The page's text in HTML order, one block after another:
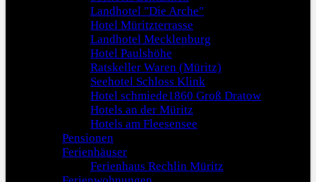
Landhotel "Die Arche"
Hotel Müritzterrasse
Landhotel Mecklenburg
Hotel Paulshöhe
Ratskeller Waren (Müritz)
Seehotel Schloss Klink
Hotel schmiede1860 Groß Dratow
Hotels an der Müritz
Hotels am Fleesensee
Pensionen
Ferienhäuser
Ferienhaus Rechlin Müritz